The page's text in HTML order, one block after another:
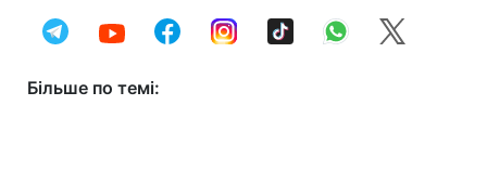
Більше по темі: